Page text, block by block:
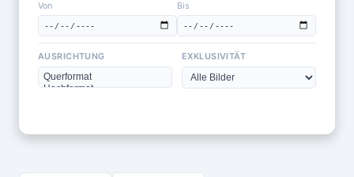
Von
Bis
AUSRICHTUNG EXKLUSIVITÄT